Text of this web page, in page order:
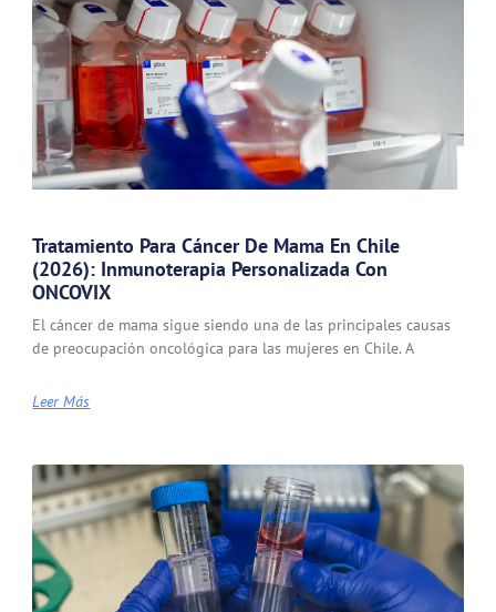
Tratamiento Para Cáncer De Mama En Chile
(2026): Inmunoterapia Personalizada Con
ONCOVIX
El cáncer de mama sigue siendo una de las principales causas
de preocupación oncológica para las mujeres en Chile. A
Leer Más